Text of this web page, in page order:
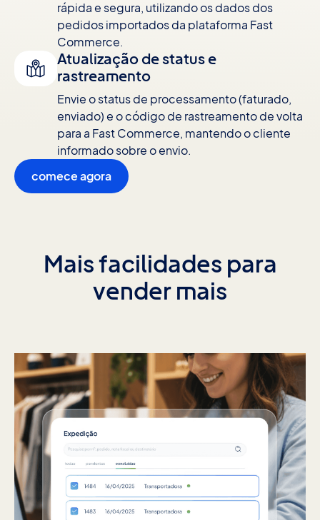
rápida e segura, utilizando os dados dos
pedidos importados da plataforma Fast
Commerce.
Atualização de status e
rastreamento
Envie o status de processamento (faturado,
enviado) e o código de rastreamento de volta
para a Fast Commerce, mantendo o cliente
informado sobre o envio.
comece agora
Mais facilidades para
vender mais